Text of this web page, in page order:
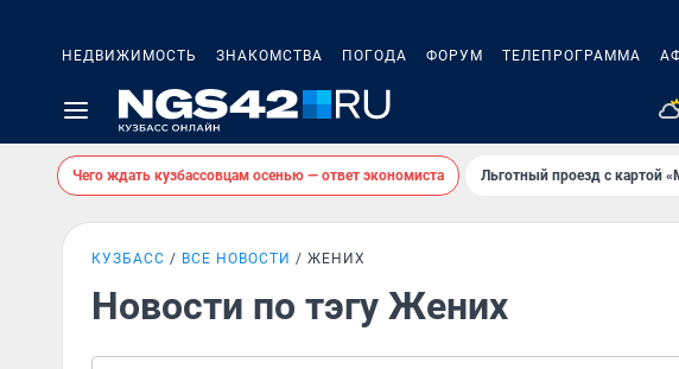
НЕДВИЖИМОСТЬ ЗНАКОМСТВА ПОГОДА ФОРУМ ТЕЛЕПРОГРАММА
Чего ждать кузбассовцам осенью — ответ экономиста Льготный проезд с картой
КУЗБАСС ВСЕ НОВОСТИ ЖЕНИХ
Новости по тэгу Жених